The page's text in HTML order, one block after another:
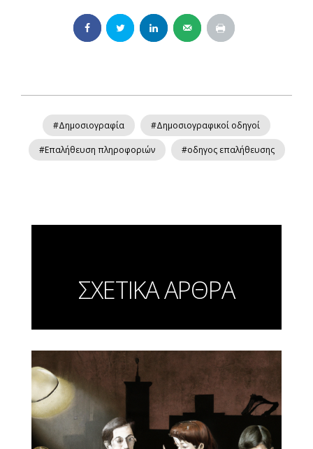
#Δημοσιογραφία #Δημοσιογραφικοί οδηγοί
#Επαλήθευση πληροφοριών #οδηγος επαλήθευσης
ΣΧΕΤΙΚΑ ΑΡΘΡΑ